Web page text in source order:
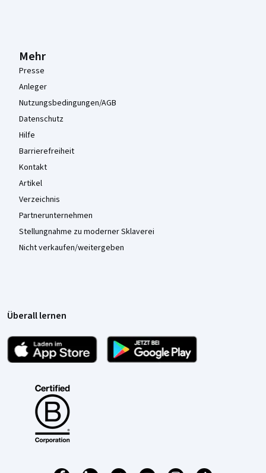
Mehr
Presse
Anleger
Nutzungsbedingungen/AGB
Datenschutz
Hilfe
Barrierefreiheit
Kontakt
Artikel
Verzeichnis
Partnerunternehmen
Stellungnahme zu moderner Sklaverei
Nicht verkaufen/weitergeben
Überall lernen